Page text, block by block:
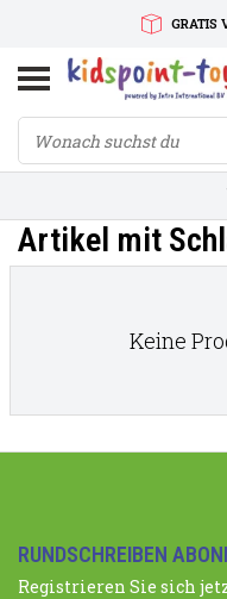
GRATIS
Artikel mit
Keine
RUNDSCHREIBEN
Registrieren Sie sich